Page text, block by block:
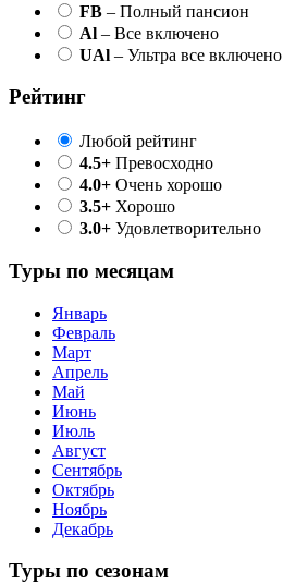
FB – Полный пансион
Al – Все включено
UAl – Ультра все включено
Рейтинг
Любой рейтинг
4.5+ Превосходно
4.0+ Очень хорошо
3.5+ Хорошо
3.0+ Удовлетворительно
Туры по месяцам
Январь
Февраль
Март
Апрель
Май
Июнь
Июль
Август
Сентябрь
Октябрь
Ноябрь
Декабрь
Туры по сезонам